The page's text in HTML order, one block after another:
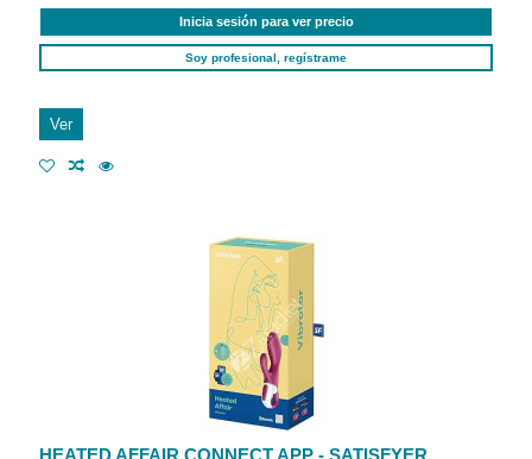
Inicia sesión para ver precio
Soy profesional, regístrame
Ver